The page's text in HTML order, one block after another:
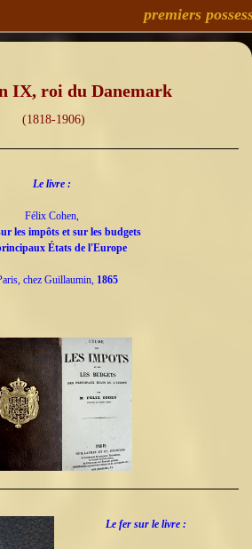
premiers
IX, roi du Danemark
(1818-1906)
Le livre :
Félix Cohen,
les impôts et sur les budgets
États de l'Europe
chez Guillaumin,1865
Le fer sur le livre :